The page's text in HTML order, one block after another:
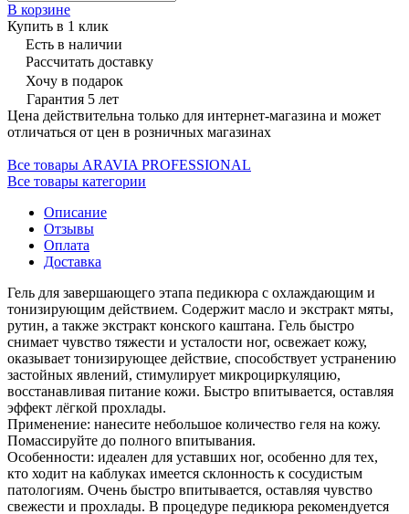
В корзине
Купить в 1 клик
Есть в наличии
Рассчитать доставку
Хочу в подарок
Гарантия 5 лет
Цена действительна только для интернет-магазина и может
отличаться от цен в розничных магазинах
Все товары ARAVIA PROFESSIONAL
Все товары категории
Описание
Отзывы
Оплата
Доставка
Гель для завершающего этапа педикюра с охлаждающим и
тонизирующим действием. Содержит масло и экстракт мяты,
рутин, а также экстракт конского каштана. Гель быстро
снимает чувство тяжести и усталости ног, освежает кожу,
оказывает тонизирующее действие, способствует устранению
застойных явлений, стимулирует микроциркуляцию,
восстанавливая питание кожи. Быстро впитывается, оставляя
эффект лёгкой прохлады.
Применение: нанесите небольшое количество геля на кожу.
Помассируйте до полного впитывания.
Особенности: идеален для уставших ног, особенно для тех,
кто ходит на каблуках имеется склонность к сосудистым
патологиям. Очень быстро впитывается, оставляя чувство
свежести и прохлады. В процедуре педикюра рекомендуется